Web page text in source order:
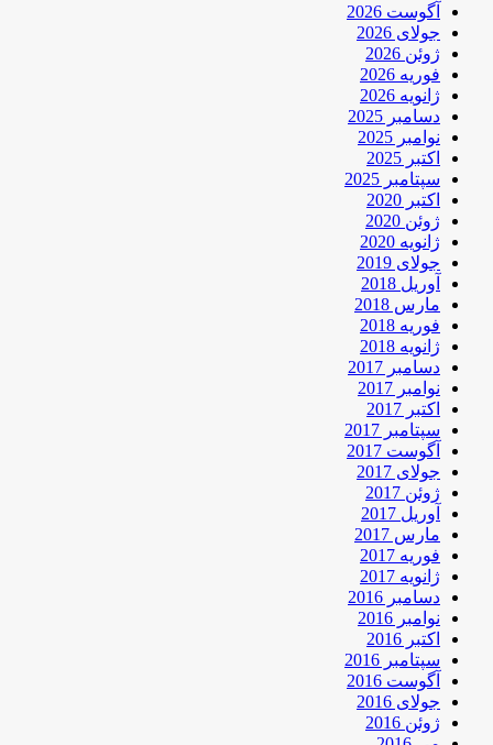
آگوست 2026
جولای 2026
ژوئن 2026
فوریه 2026
ژانویه 2026
دسامبر 2025
نوامبر 2025
اکتبر 2025
سپتامبر 2025
اکتبر 2020
ژوئن 2020
ژانویه 2020
جولای 2019
آوریل 2018
مارس 2018
فوریه 2018
ژانویه 2018
دسامبر 2017
نوامبر 2017
اکتبر 2017
سپتامبر 2017
آگوست 2017
جولای 2017
ژوئن 2017
آوریل 2017
مارس 2017
فوریه 2017
ژانویه 2017
دسامبر 2016
نوامبر 2016
اکتبر 2016
سپتامبر 2016
آگوست 2016
جولای 2016
ژوئن 2016